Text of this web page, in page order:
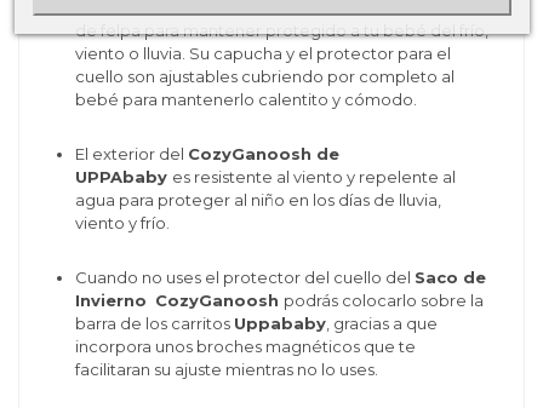
de felpa para mantener protegido a tu bebé del frío,
viento o lluvia. Su capucha y el protector para el
cuello son ajustables cubriendo por completo al
bebé para mantenerlo calentito y cómodo.
El exterior del CozyGanoosh de
UPPAbaby es resistente al viento y repelente al
agua para proteger al niño en los días de lluvia,
viento y frío.
Cuando no uses el protector del cuello del Saco de
Invierno CozyGanoosh podrás colocarlo sobre la
barra de los carritos Uppababy, gracias a que
incorpora unos broches magnéticos que te
facilitaran su ajuste mientras no lo uses.